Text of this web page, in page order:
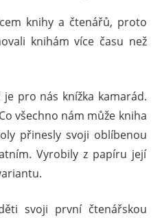
knihy a čtenářů, proto
knihám více času než
pro nás knížka kamarád.
všechno nám může kniha
přinesly svoji oblíbenou
Vyrobily z papíru její
svoji první čtenářskou